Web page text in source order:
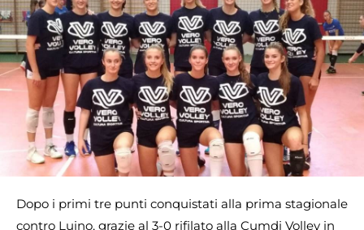
Dopo i primi tre punti conquistati alla prima stagionale
contro Luino, grazie al 3-0 rifilato alla Cumdi Volley in